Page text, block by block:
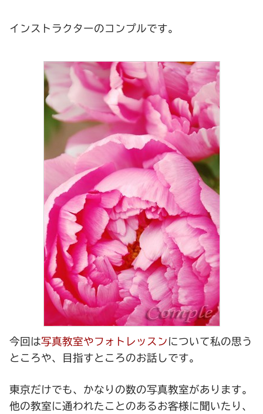
インストラクターのコンプルです。
今回は写真教室やフォトレッスン について私の思う
ところや、目指すところのお話しです。
東京だけでも、かなりの数の写真教室があります。
他の教室に通われたことのあるお客様に聞いたり、